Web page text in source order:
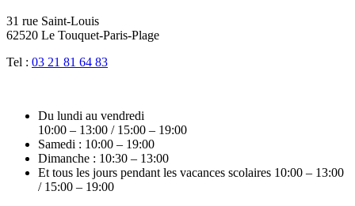
31 rue Saint-Louis
62520 Le Touquet-Paris-Plage
Tel : 03 21 81 64 83
Du lundi au vendredi
10:00 – 13:00 / 15:00 – 19:00
Samedi : 10:00 – 19:00
Dimanche : 10:30 – 13:00
Et tous les jours pendant les vacances scolaires 10:00 – 13:00
/ 15:00 – 19:00